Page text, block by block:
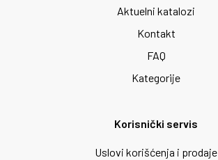
Aktuelni katalozi
Kontakt
FAQ
Kategorije
Korisnički servis
Uslovi korišćenja i prodaje